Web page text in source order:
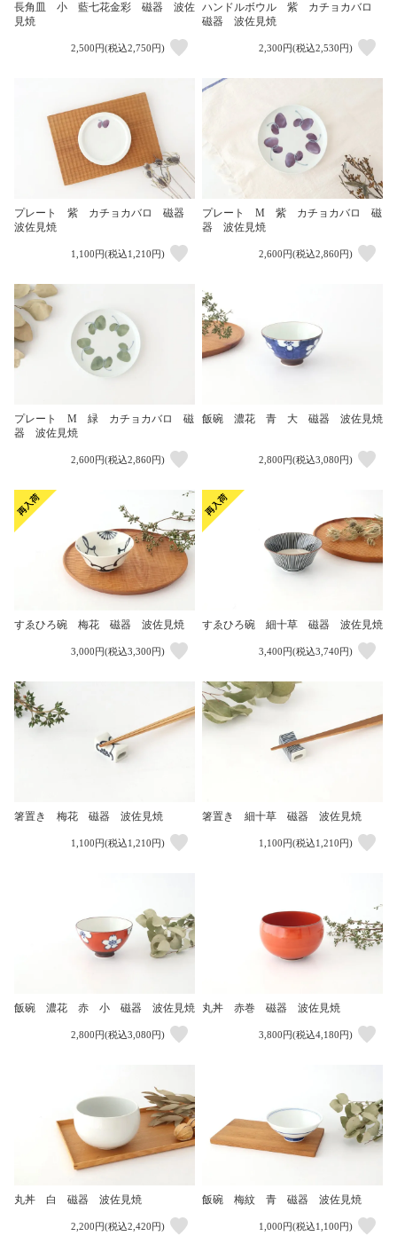
長角皿 小 藍七花金彩 磁器 波佐
見焼
2,500円(税込2,750円)
ハンドルボウル 紫 カチョカバロ
磁器 波佐見焼
2,300円(税込2,530円)
プレート 紫 カチョカバロ 磁器
波佐見焼
1,100円(税込1,210円)
プレート M 紫 カチョカバロ 磁
器 波佐見焼
2,600円(税込2,860円)
プレート M 緑 カチョカバロ 磁
器 波佐見焼
2,600円(税込2,860円)
飯碗 濃花 青 大 磁器 波佐見焼
2,800円(税込3,080円)
すゑひろ碗 梅花 磁器 波佐見焼
3,000円(税込3,300円)
すゑひろ碗 細十草 磁器 波佐見焼
3,400円(税込3,740円)
箸置き 梅花 磁器 波佐見焼
1,100円(税込1,210円)
箸置き 細十草 磁器 波佐見焼
1,100円(税込1,210円)
飯碗 濃花 赤 小 磁器 波佐見焼
2,800円(税込3,080円)
丸丼 赤巻 磁器 波佐見焼
3,800円(税込4,180円)
丸丼 白 磁器 波佐見焼
2,200円(税込2,420円)
飯碗 梅紋 青 磁器 波佐見焼
1,000円(税込1,100円)